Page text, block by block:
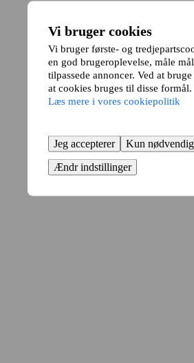
Vi bruger cookies
Vi bruger første- og
en god brugeroplevelse, måle
tilpassede annoncer. Ved at
at cookies bruges til disse formål.
Læs mere i vores cookiepolitik
Jeg accepterer
Kun
Ændr indstillinger